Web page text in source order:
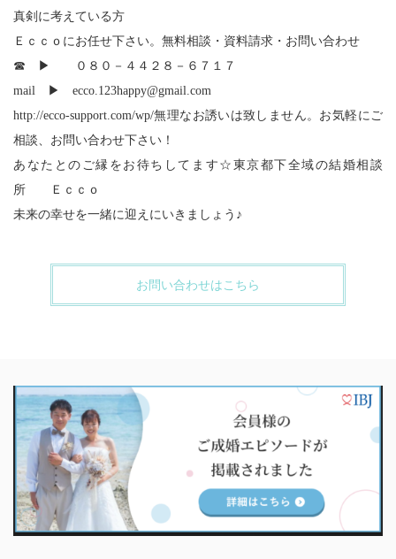
真剣に考えている方
Ｅｃｃｏにお任せ下さい。無料相談・資料請求・お問い合わせ
☎ ▶ ０８０－４４２８－６７１７
mail ▶ ecco.123happy@gmail.com
http://ecco-support.com/wp/無理なお誘いは致しません。お気軽にご
相談、お問い合わせ下さい！
あなたとのご縁をお待ちしてます☆東京都下全域の結婚相談
所 Ｅｃｃｏ
未来の幸せを一緒に迎えにいきましょう♪
お問い合わせはこちら